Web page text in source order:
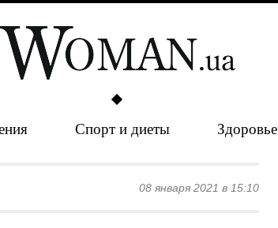
Спорт и диеты Здоровье
08 января 2021 в 15:10